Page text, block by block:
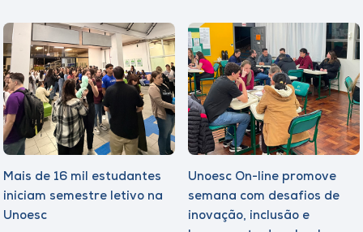
Mais de 16 mil estudantes
iniciam semestre letivo na
Unoesc
Unoesc On-line promove
semana com desafios de
inovação, inclusão e